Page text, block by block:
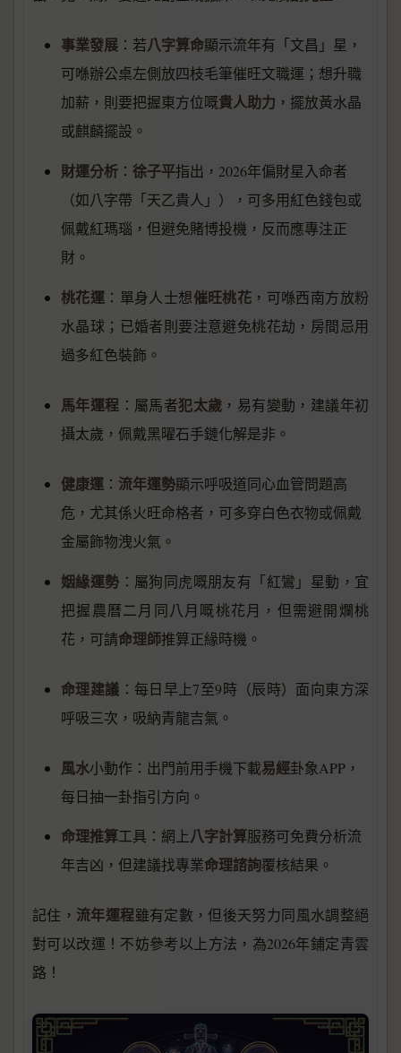
事業發展 ：若八字算命顯示流年有「文昌」星，
可喺辦公桌左側放四枝毛筆催旺文職運；想升職
加薪，則要把握東方位嘅貴人助力 ，擺放黃水晶
或麒麟擺設。
財運分析 ： 徐子平指出，2026年偏財星入命者
（如八字帶「天乙貴人」），可多用紅色錢包或
佩戴紅瑪瑙，但避免賭博投機，反而應專注正
財。
桃花運 ：單身人士想催旺桃花 ，可喺西南方放粉
水晶球；已婚者則要注意避免桃花劫，房間忌用
過多紅色裝飾。
馬年運程 ：屬馬者犯太歲 ，易有變動，建議年初
攝太歲，佩戴黑曜石手鏈化解是非。
健康運 ： 流年運勢顯示呼吸道同心血管問題高
危，尤其係火旺命格者，可多穿白色衣物或佩戴
金屬飾物洩火氣。
姻緣運勢 ：屬狗同虎嘅朋友有「紅鸞」星動，宜
把握農曆二月同八月嘅桃花月，但需避開爛桃
花，可請命理師推算正緣時機。
命理建議 ：每日早上7至9時（辰時）面向東方深
呼吸三次，吸納青龍吉氣。
風水小動作：出門前用手機下載易經卦象APP，
每日抽一卦指引方向。
命理推算工具：網上八字計算服務可免費分析流
年吉凶，但建議找專業命理諮詢覆核結果。
記住， 流年運程雖有定數，但後天努力同風水調整絕
對可以改運！不妨參考以上方法，為2026年鋪定青雲
路！